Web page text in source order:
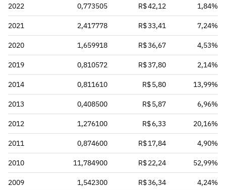
2022 0,773505 R$ 42,12 1,84%
2021 2,417778 R$ 33,41 7,24%
2020 1,659918 R$ 36,67 4,53%
2019 0,810572 R$ 37,80 2,14%
2014 0,811610 R$ 5,80 13,99%
2013 0,408500 R$ 5,87 6,96%
2012 1,276100 R$ 6,33 20,16%
2011 0,874600 R$ 17,84 4,90%
2010 11,784900 R$ 22,24 52,99%
2009 1,542300 R$ 36,34 4,24%